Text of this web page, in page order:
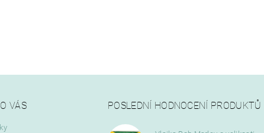
VÁS POSLEDNÍ HODNOCENÍ PRODUKTŮ